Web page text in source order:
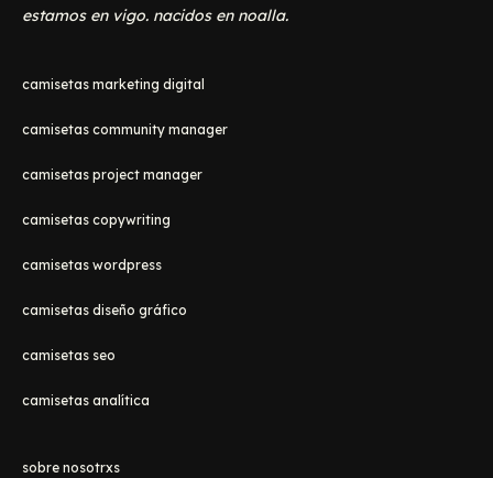
estamos en vigo. nacidos en noalla.
camisetas marketing digital
camisetas community manager
camisetas project manager
camisetas copywriting
camisetas wordpress
camisetas diseño gráfico
camisetas seo
camisetas analítica
sobre nosotrxs